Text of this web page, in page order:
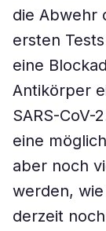
die Abwehr
ersten
eine
Antikörper
SARS-CoV-
eine
aber noch
werden,
derzeit